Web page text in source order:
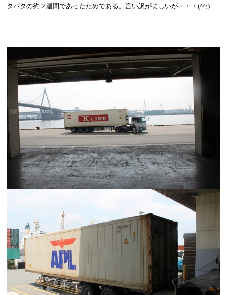
タバタの約２週間であったためである。言い訳がましいが・・・(^^;)